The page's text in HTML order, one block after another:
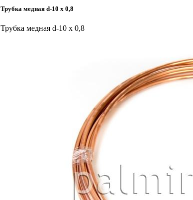
Трубка медная d-10 х 0,8
Трубка медная d-10 х 0,8